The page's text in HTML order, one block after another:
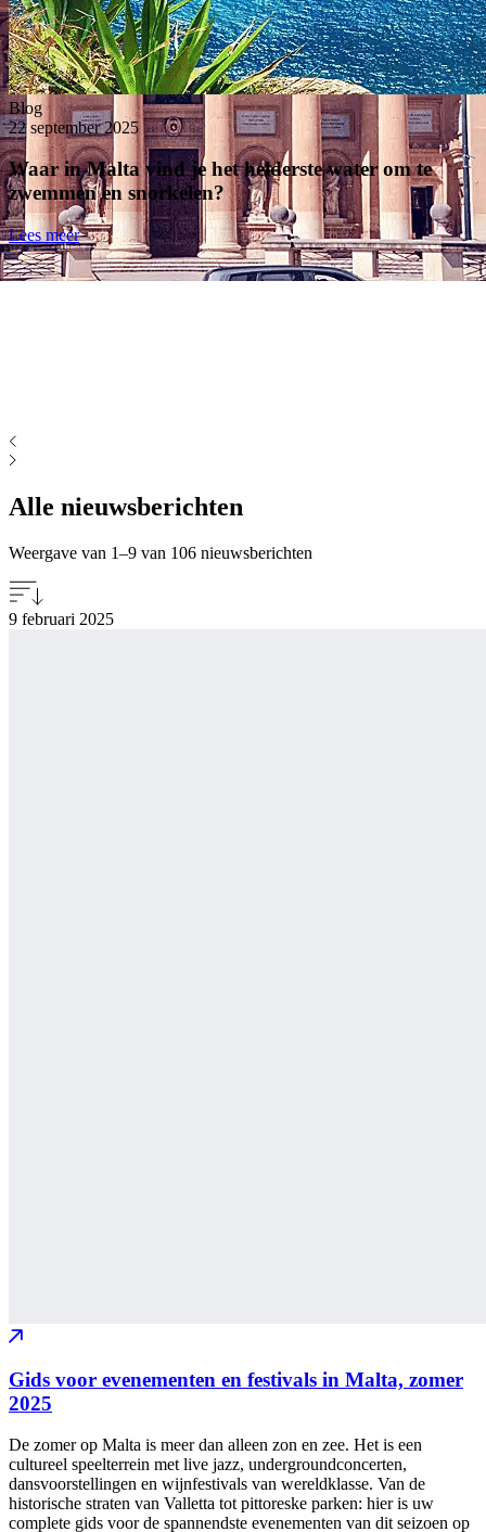
Blog
22 september 2025
Waar in Malta vind je het helderste water om te
zwemmen en snorkelen?
Lees meer
Alle nieuwsberichten
Weergave van 1–9 van 106 nieuwsberichten
9 februari 2025
Gids voor evenementen en festivals in Malta, zomer
2025
De zomer op Malta is meer dan alleen zon en zee. Het is een
cultureel speelterrein met live jazz, undergroundconcerten,
dansvoorstellingen en wijnfestivals van wereldklasse. Van de
historische straten van Valletta tot pittoreske parken: hier is uw
complete gids voor de spannendste evenementen van dit seizoen op